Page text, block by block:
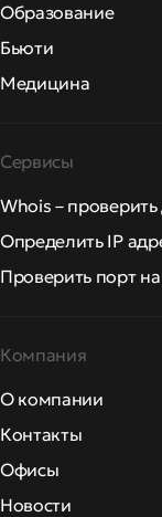
Образование
Бьюти
Медицина
Сервисы
Whois –
Определить IP
Проверить порт
Компания
О компании
Контакты
Офисы
Новости